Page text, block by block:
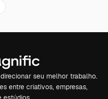
seu melhor trabalho.
entre criativos, empresas,